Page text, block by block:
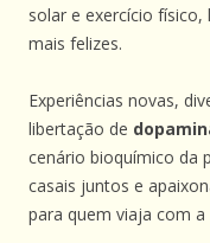
solar e exercício
mais felizes.
Experiências novas,
libertação de
cenário bioquímico da
casais juntos e
para quem viaja com